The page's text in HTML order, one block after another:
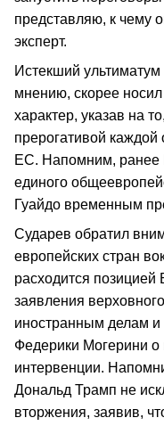
представляю, к чему
эксперт.
Истекший ультиматум
мнению, скорее
характер, указав на
прерогативой каждой
ЕС. Напомним, ранее
единого
Гуайдо временным
Сударев обратил
европейских стран
расходится
заявления
иностранным делам и
Федерики Могерини о
интервенции.
Дональд Трамп не
вторжения, заявив,